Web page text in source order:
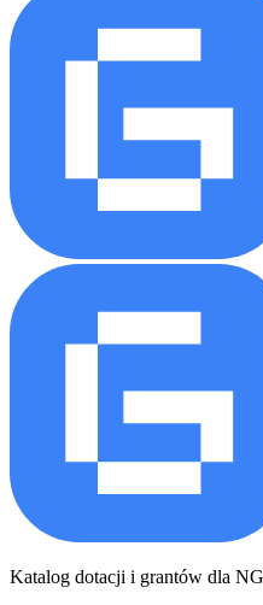
Katalog dotacji i grantów dla